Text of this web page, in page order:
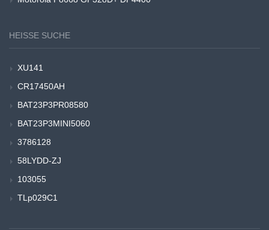
HEISSE SUCHE
XU141
CR17450AH
BAT23P3PR08580
BAT23P3MINI5060
3786128
58LYDD-ZJ
103055
TLp029C1